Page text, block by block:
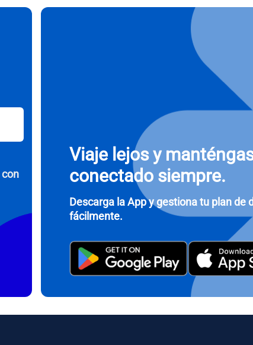
con
Viaje lejos y
conectado siempre.
Descarga la App y gestiona tu plan de
fácilmente.
Español
简体中文
العربية
עברית
TWD - Nuevo Dólar Taiwanés
Yen Japonés EUR - Euro
- Baht Tailandés PHP - Peso Filipino
AUD - Dólar Australiano